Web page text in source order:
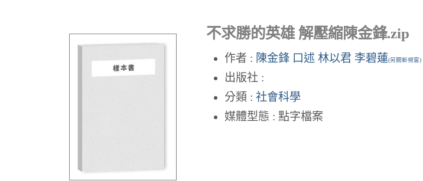
不求勝的英雄 解壓縮陳金鋒.zip
作者 : 陳金鋒 口述 林以君 李碧蓮(另開新視窗)
出版社 :
分類 : 社會科學
媒體型態 : 點字檔案